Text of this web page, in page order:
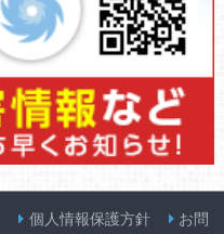
個人情報保護方針
お問